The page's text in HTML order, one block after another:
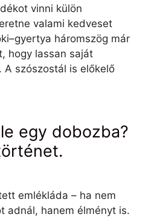
vinni külön
valami kedveset
háromszög már
hogy lassan saját
A szószostál is előkelő
egy dobozba?
emlékláda – ha nem
adnál, hanem élményt is.